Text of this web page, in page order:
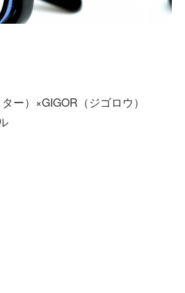
ー）×GIGOR（ジゴロウ）